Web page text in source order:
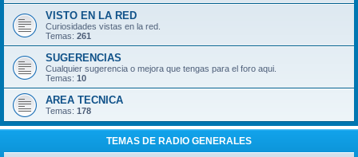
VISTO EN LA RED
Curiosidades vistas en la red.
Temas: 261
SUGERENCIAS
Cualquier sugerencia o mejora que tengas para el foro aqui.
Temas: 10
AREA TECNICA
Temas: 178
TEMAS DE RADIO GENERALES